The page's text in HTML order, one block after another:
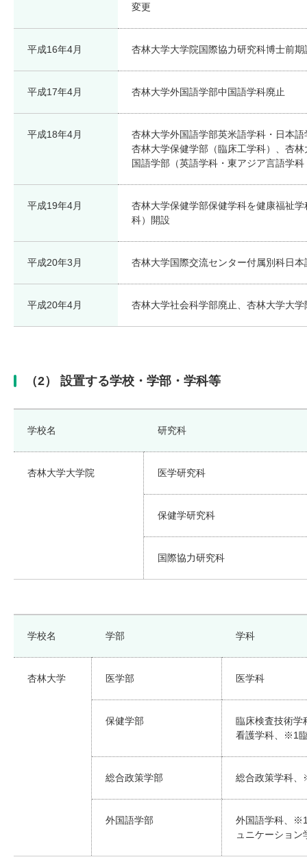
変更
平成16年4月 杏林大学大学院国際協力研究科博士前
平成17年4月 杏林大学外国語学部中国語学科廃止
平成18年4月
杏林大学外国語学部英米語学科・日本語
杏林大学保健学部（臨床工学科）、杏
国語学部（英語学科・東アジア言語学
平成19年4月
杏林大学保健学部保健学科を健康福祉
科）開設
平成20年3月 杏林大学国際交流センター付属別科日
平成20年4月 杏林大学社会科学部廃止、杏林大学大
（2） 設置する学校・学部・学科等
学校名 研究科
杏林大学大学院 医学研究科
保健学研究科
国際協力研究科
学校名 学部 学科
杏林大学 医学部 医学科
保健学部
臨床検査技術学
看護学科、※1
総合政策学部 総合政策学科
外国語学部
外国語学科、
ュニケーショ